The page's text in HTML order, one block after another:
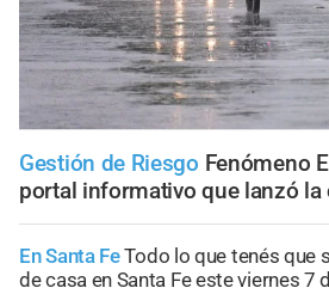
Gestión de Riesgo Fenómeno
portal informativo que lanzó la
En Santa FeTodo lo que tenés que
de casa en Santa Fe este viernes 7